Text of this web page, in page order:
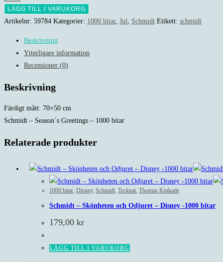
Season
Greetings
bitar
LÄGG TILL I VARUKORG
Artikelnr: 59784 Kategorier: 1000 bitar, Jul Schmidt Etikett: schmidt
Beskrivning
Ytterligare information
Recensioner (0)
Beskrivning
Färdigt mått: 70×50 cm
Schmidt – Season´s Greetings – 1000 bitar
Relaterade produkter
1000 bitar, Disney, Schmidt, Tecknat, Thomas Kinkade
Schmidt – Skönheten och Odjuret – Disney -1000 bitar
179,00 kr
LÄGG TILL I VARUKORG